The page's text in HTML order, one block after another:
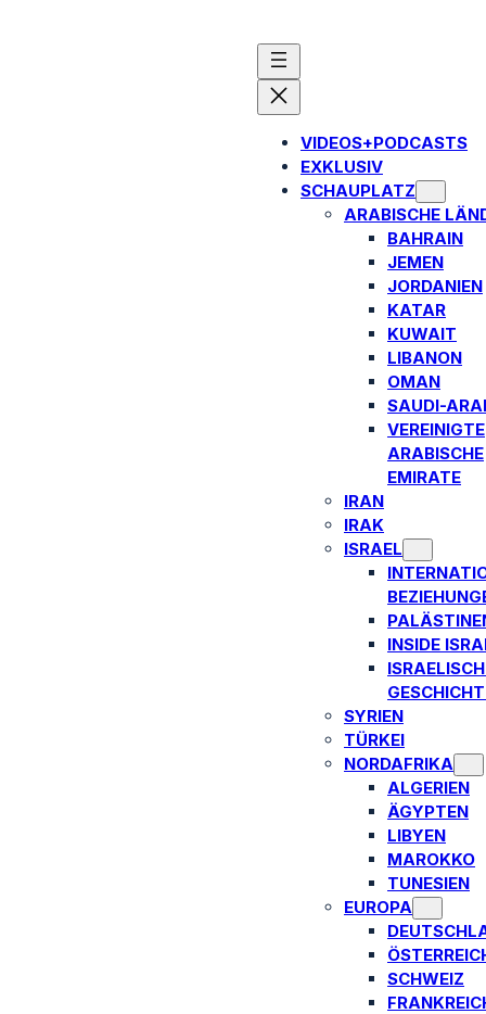
VIDEOS+PODCASTS
EXKLUSIV
SCHAUPLATZ
ARABISCHE
BAHRAIN
JEMEN
JORDANIEN
KATAR
KUWAIT
LIBANON
OMAN
SAUDI-
VEREINIGTE
ARABISCHE
EMIRATE
IRAN
IRAK
ISRAEL
INSIDE
SYRIEN
TÜRKEI
NORDAFRIKA
ALGERIEN
ÄGYPTEN
LIBYEN
MAROKKO
TUNESIEN
EUROPA
SCHWEIZ